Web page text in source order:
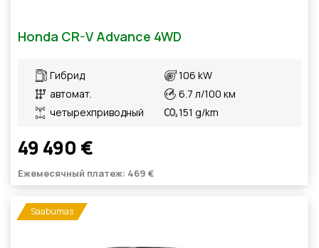
Honda CR-V Advance 4WD
Гибрид
автомат.
четырехприводный
106 kW
6.7 л/100 км
151 g/km
49 490 €
Ежемесячный платеж: 469 €
Saabumas